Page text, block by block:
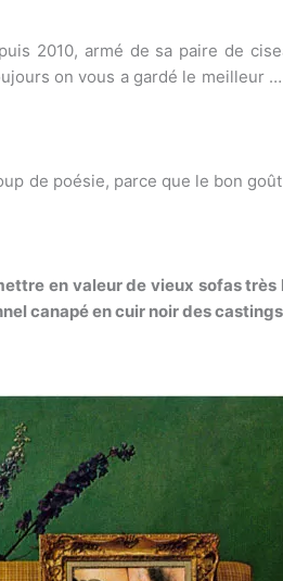
2010, armé de sa paire de
on vous a gardé le meilleur
de poésie, parce que le bon
en valeur de vieux sofas
canapé en cuir noir des